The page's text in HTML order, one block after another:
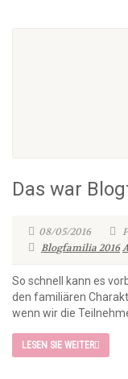
Das war
08/05/2016
Blogfamilia 2016
So schnell kann es
den familiären
wenn wir die
LESEN SIE WEITER